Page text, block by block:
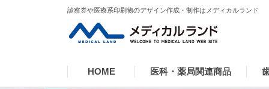
診察券や医療系印刷物のデザイン作成・制作はメディカルランド
HOME 医科・薬局関連商品